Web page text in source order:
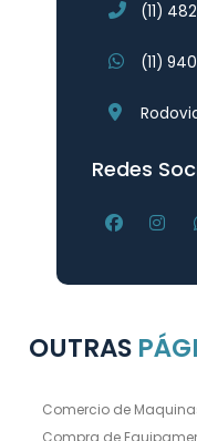
(11)
(11)
Redes
OUTRAS
Comercio de
Compra de